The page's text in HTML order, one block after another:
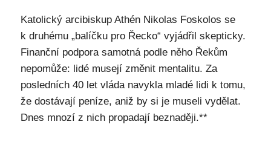
Katolický arcibiskup Athén Nikolas Foskolos se
k druhému „balíčku pro Řecko“ vyjádřil skepticky.
Finanční podpora samotná podle něho Řekům
nepomůže: lidé musejí změnit mentalitu. Za
posledních 40 let vláda navykla mladé lidi k tomu,
že dostávají peníze, aniž by si je museli vydělat.
Dnes mnozí z nich propadají beznaději.**